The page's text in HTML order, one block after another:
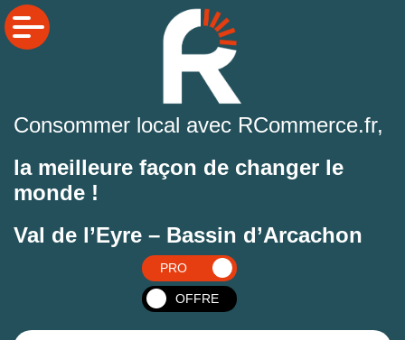
Consommer local avec RCommerce.fr,
la meilleure façon de changer le
monde !
Val de l’Eyre – Bassin d’Arcachon
PRO
OFFRE